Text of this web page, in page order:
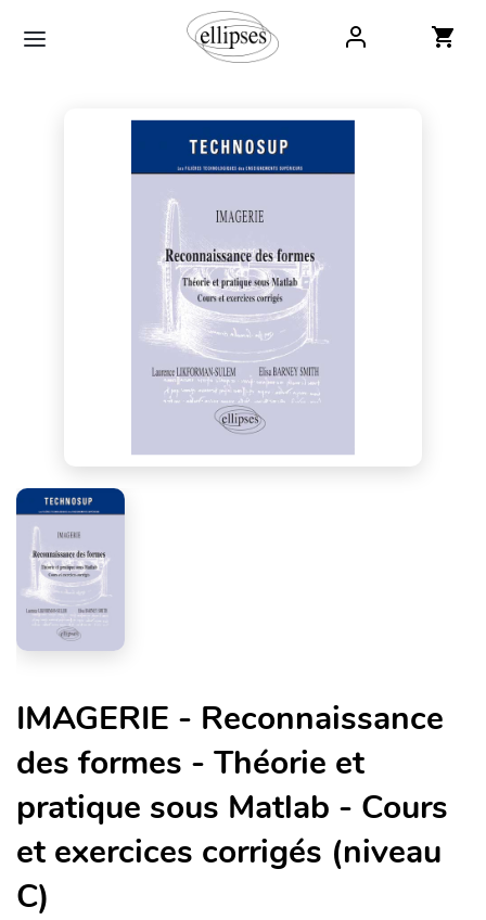
IMAGERIE - Reconnaissance
des formes - Théorie et
pratique sous Matlab - Cours
et exercices corrigés (niveau
C)